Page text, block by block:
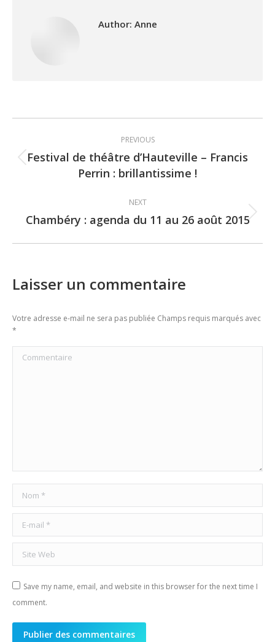
Author: Anne
navigation
PREVIOUS
Previous
post:
Festival de théâtre d’Hauteville – Francis
Perrin : brillantissime !
NEXT
Next
Chambéry : agenda du 11 au 26 août 2015
Laisser un commentaire
Votre adresse e-mail ne sera pas publiée Champs requis marqués avec
*
Commentaire
Nom *
E-mail *
Site Web
Save my name, email, and website in this browser for the next time I
comment.
Publier des commentaires